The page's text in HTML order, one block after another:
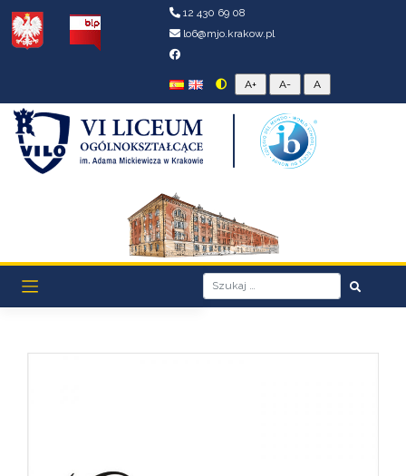
12 430 69 08
lo6@mjo.krakow.pl